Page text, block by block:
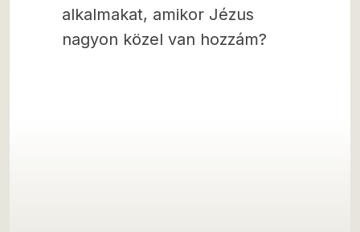
alkalmakat, amikor Jézus
nagyon közel van hozzám?